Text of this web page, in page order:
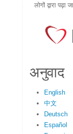
लोगों द्वारा पढ़ा
अनुवाद
English
中文
Deutsch
Español